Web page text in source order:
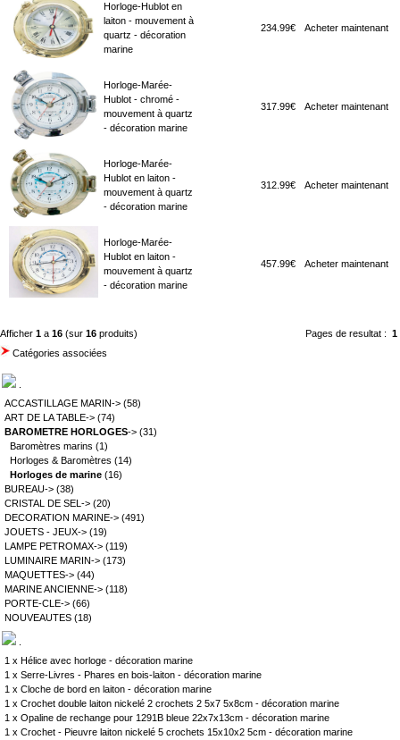
Horloge-Hublot en
laiton - mouvement à
quartz - décoration
marine
234.99€ Acheter maintenant
Horloge-Marée-
Hublot - chromé -
mouvement à quartz
- décoration marine
317.99€ Acheter maintenant
Horloge-Marée-
Hublot en laiton -
mouvement à quartz
- décoration marine
312.99€ Acheter maintenant
Horloge-Marée-
Hublot en laiton -
mouvement à quartz
- décoration marine
457.99€ Acheter maintenant
Pages de resultat : 1
Afficher 1 a 16 (sur 16 produits)
Catégories associées
ACCASTILLAGE MARIN-> (58)
ART DE LA TABLE-> (74)
BAROMETRE HORLOGES-> (31)
Baromètres marins (1)
Horloges & Baromètres (14)
Horloges de marine (16)
BUREAU-> (38)
CRISTAL DE SEL-> (20)
DECORATION MARINE-> (491)
JOUETS - JEUX-> (19)
LAMPE PETROMAX-> (119)
LUMINAIRE MARIN-> (173)
MAQUETTES-> (44)
MARINE ANCIENNE-> (118)
PORTE-CLE-> (66)
NOUVEAUTES (18)
1 x Hélice avec horloge - décoration marine
1 x Serre-Livres - Phares en bois-laiton - décoration marine
1 x Cloche de bord en laiton - décoration marine
1 x Crochet double laiton nickelé 2 crochets 2 5x7 5x8cm - décoration marine
1 x Opaline de rechange pour 1291B bleue 22x7x13cm - décoration marine
1 x Crochet - Pieuvre laiton nickelé 5 crochets 15x10x2 5cm - décoration marine